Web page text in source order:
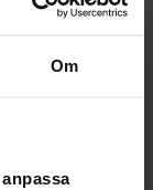
Om
en blåsig plats).
gnistor i miljön